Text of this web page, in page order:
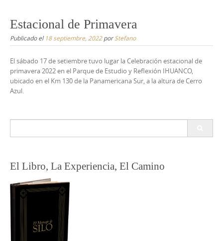
Estacional de Primavera
Publicado el 18 septiembre, 2022porStefano
El sábado 17 de setiembre tuvo lugar la Celebración estacional de
primavera 2022 en el Parque de Estudio y Reflexión IHUANCO,
ubicado en el Km 130 de la Panamericana Sur, a la altura de Cerro
Azul.
El Libro, La Experiencia, El Camino